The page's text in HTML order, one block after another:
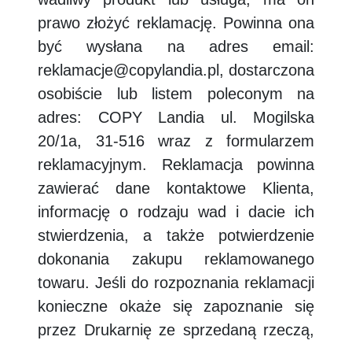
prawo złożyć reklamację. Powinna ona
być wysłana na adres email:
reklamacje@copylandia.pl, dostarczona
osobiście lub listem poleconym na
adres: COPY Landia ul. Mogilska
20/1a, 31-516 wraz z formularzem
reklamacyjnym. Reklamacja powinna
zawierać dane kontaktowe Klienta,
informację o rodzaju wad i dacie ich
stwierdzenia, a także potwierdzenie
dokonania zakupu reklamowanego
towaru. Jeśli do rozpoznania reklamacji
konieczne okaże się zapoznanie się
przez Drukarnię ze sprzedaną rzeczą,